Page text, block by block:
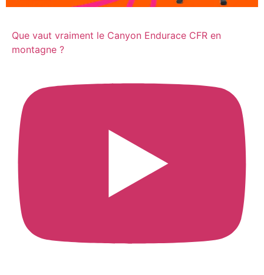
Que vaut vraiment le Canyon Endurace CFR en
montagne ?